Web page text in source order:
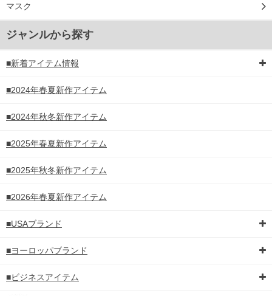
マスク
ジャンルから探す
■新着アイテム情報
■2024年春夏新作アイテム
■2024年秋冬新作アイテム
■2025年春夏新作アイテム
■2025年秋冬新作アイテム
■2026年春夏新作アイテム
■USAブランド
■ヨーロッパブランド
■ビジネスアイテム